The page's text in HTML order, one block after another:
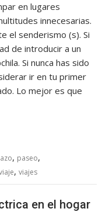
en lugares
innecesarias.
el senderismo (s). Si
de introducir a un
Si nunca has sido
ir en tu primer
Lo mejor es que
, paseo,
,viajes
en el hogar